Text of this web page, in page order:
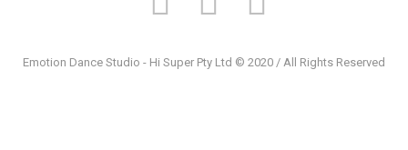
Emotion Dance Studio - Hi Super Pty Ltd © 2020 / All Rights Reserved